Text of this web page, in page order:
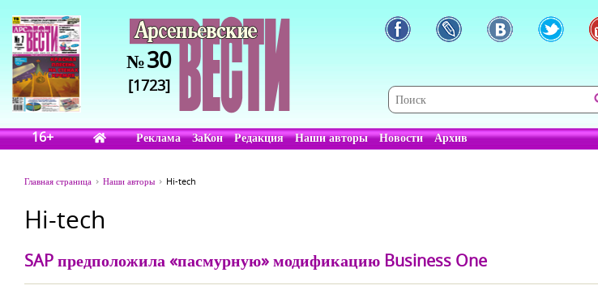
№30
[1723]
16+ Реклама ЗаКон Редакция Наши авторы Новости Архив
Главная страница Наши авторы Hi-tech
Hi-tech
SAP предположила «пасмурную» модификацию Business One